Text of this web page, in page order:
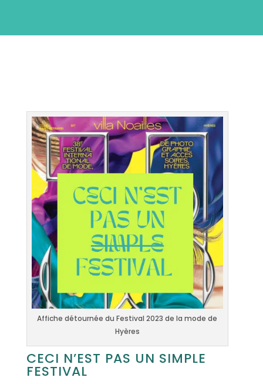
Affiche détournée du Festival 2023 de la mode de
Hyères
CECI N’EST PAS UN SIMPLE
FESTIVAL